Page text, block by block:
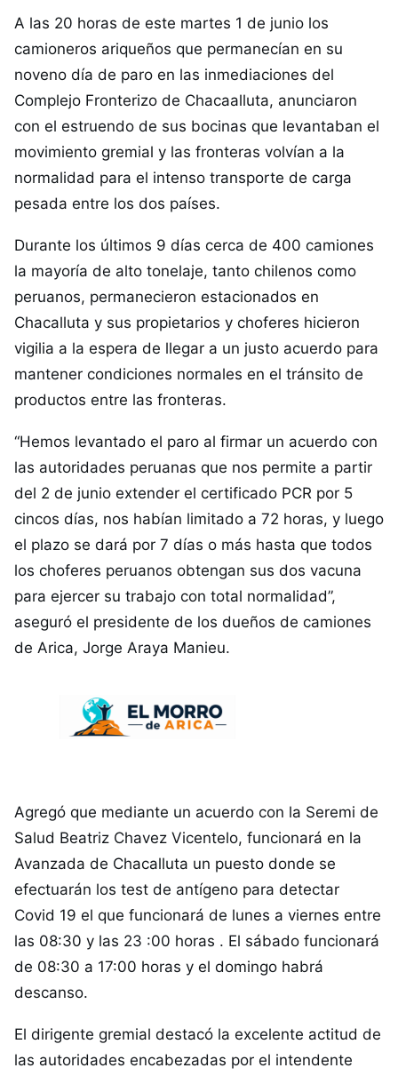
A las 20 horas de este martes 1 de junio los
camioneros ariqueños que permanecían en su
noveno día de paro en las inmediaciones del
Complejo Fronterizo de Chacaalluta, anunciaron
con el estruendo de sus bocinas que levantaban el
movimiento gremial y las fronteras volvían a la
normalidad para el intenso transporte de carga
pesada entre los dos países.
Durante los últimos 9 días cerca de 400 camiones
la mayoría de alto tonelaje, tanto chilenos como
peruanos, permanecieron estacionados en
Chacalluta y sus propietarios y choferes hicieron
vigilia a la espera de llegar a un justo acuerdo para
mantener condiciones normales en el tránsito de
productos entre las fronteras.
“Hemos levantado el paro al firmar un acuerdo con
las autoridades peruanas que nos permite a partir
del 2 de junio extender el certificado PCR por 5
cincos días, nos habían limitado a 72 horas, y luego
el plazo se dará por 7 días o más hasta que todos
los choferes peruanos obtengan sus dos vacuna
para ejercer su trabajo con total normalidad”,
aseguró el presidente de los dueños de camiones
de Arica, Jorge Araya Manieu.
Agregó que mediante un acuerdo con la Seremi de
Salud Beatriz Chavez Vicentelo, funcionará en la
Avanzada de Chacalluta un puesto donde se
efectuarán los test de antígeno para detectar
Covid 19 el que funcionará de lunes a viernes entre
las 08:30 y las 23 :00 horas . El sábado funcionará
de 08:30 a 17:00 horas y el domingo habrá
descanso.
El dirigente gremial destacó la excelente actitud de
las autoridades encabezadas por el intendente